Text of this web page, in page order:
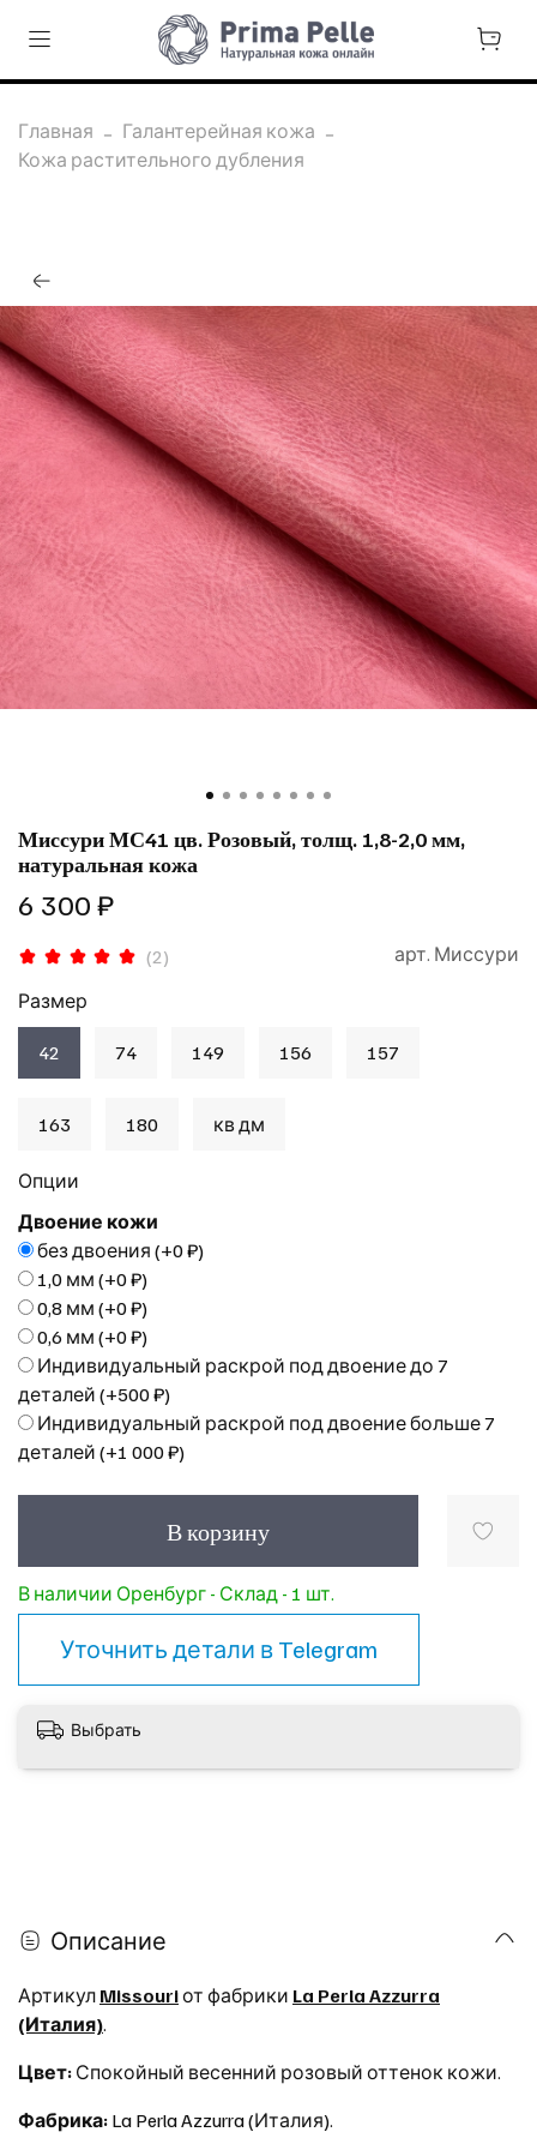
Главная
Галантерейная кожа
Кожа растительного дубления
(2) арт. Миссури
Миссури МС41 цв. Розовый, толщ. 1,8-2,0 мм,
натуральная кожа
6 300 ₽
В корзину
В наличии Оренбург - Склад - 1 шт.
Уточнить детали вTelegram
Размер
42 74 149 156 157
163 180 кв дм
Опции
Двоение кожи
без двоения (+0 ₽)
1,0 мм (+0 ₽)
0,8 мм (+0 ₽)
0,6 мм (+0 ₽)
Индивидуальный раскрой под двоение до 7
деталей (+500 ₽)
Индивидуальный раскрой под двоение больше 7
деталей (+1 000 ₽)
Выбрать
Описание
Артикул Missouriот фабрики La Perla Azzurra
(Италия).
Цвет: Спокойный весенний розовый оттенок кожи.
Фабрика: La Perla Azzurra (Италия).